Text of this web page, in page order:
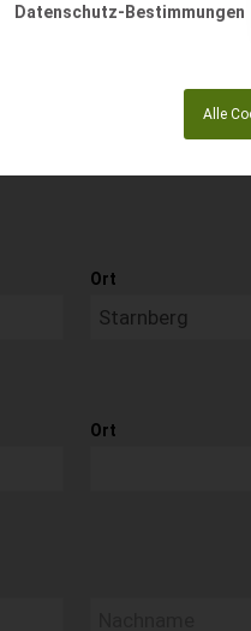
Datenschutz-Bestimmungen
Alle
Ort
Ort